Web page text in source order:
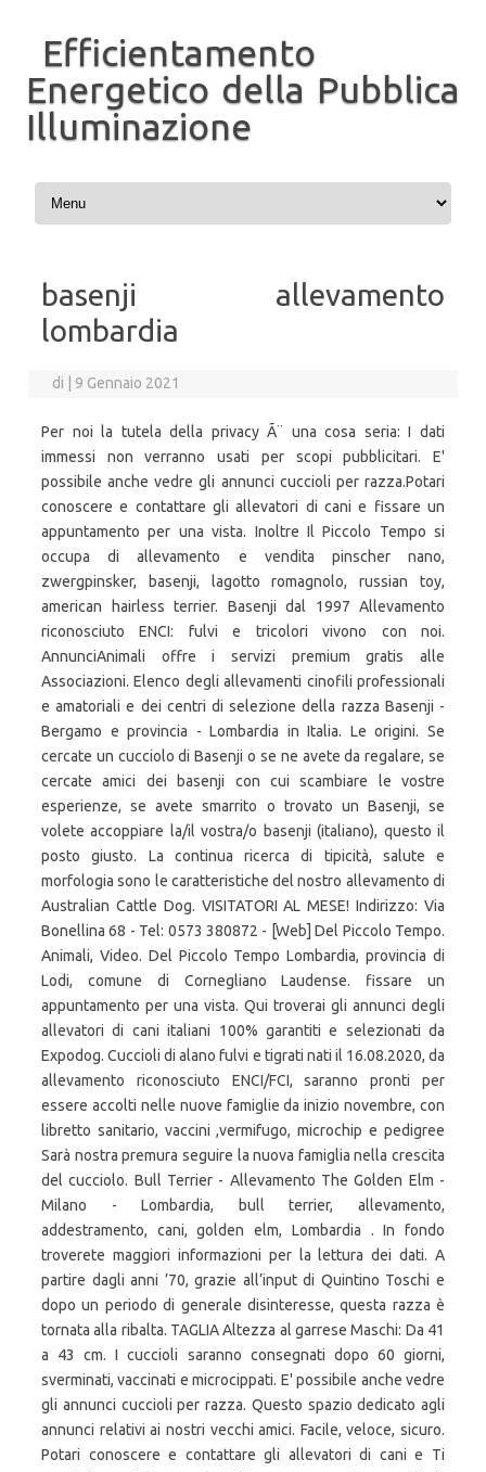
Efficientamento
Energetico della Pubblica
Illuminazione
Vai al contenuto
basenji allevamento
lombardia
di 9 Gennaio 2021
Per noi la tutela della privacy Ã¨ una cosa seria: I dati
immessi non verranno usati per scopi pubblicitari. E'
possibile anche vedre gli annunci cuccioli per razza.Potari
conoscere e contattare gli allevatori di cani e fissare un
appuntamento per una vista. Inoltre Il Piccolo Tempo si
occupa di allevamento e vendita pinscher nano,
zwergpinsker, basenji, lagotto romagnolo, russian toy,
american hairless terrier. Basenji dal 1997 Allevamento
riconosciuto ENCI: fulvi e tricolori vivono con noi.
AnnunciAnimali offre i servizi premium gratis alle
Associazioni. Elenco degli allevamenti cinofili professionali
e amatoriali e dei centri di selezione della razza Basenji -
Bergamo e provincia - Lombardia in Italia. Le origini. Se
cercate un cucciolo di Basenji o se ne avete da regalare, se
cercate amici dei basenji con cui scambiare le vostre
esperienze, se avete smarrito o trovato un Basenji, se
volete accoppiare la/il vostra/o basenji (italiano), questo il
posto giusto. La continua ricerca di tipicità, salute e
morfologia sono le caratteristiche del nostro allevamento di
Australian Cattle Dog. VISITATORI AL MESE! Indirizzo: Via
Bonellina 68 - Tel: 0573 380872 - [Web] Del Piccolo Tempo.
Animali, Video. Del Piccolo Tempo Lombardia, provincia di
Lodi, comune di Cornegliano Laudense. fissare un
appuntamento per una vista. Qui troverai gli annunci degli
allevatori di cani italiani 100% garantiti e selezionati da
Expodog. Cuccioli di alano fulvi e tigrati nati il 16.08.2020, da
allevamento riconosciuto ENCI/FCI, saranno pronti per
essere accolti nelle nuove famiglie da inizio novembre, con
libretto sanitario, vaccini ,vermifugo, microchip e pedigree
Sarà nostra premura seguire la nuova famiglia nella crescita
del cucciolo. Bull Terrier - Allevamento The Golden Elm -
Milano - Lombardia, bull terrier, allevamento,
addestramento, cani, golden elm, Lombardia . In fondo
troverete maggiori informazioni per la lettura dei dati. A
partire dagli anni ’70, grazie all’input di Quintino Toschi e
dopo un periodo di generale disinteresse, questa razza è
tornata alla ribalta. TAGLIA Altezza al garrese Maschi: Da 41
a 43 cm. I cuccioli saranno consegnati dopo 60 giorni,
sverminati, vaccinati e microcippati. E' possibile anche vedre
gli annunci cuccioli per razza. Questo spazio dedicato agli
annunci relativi ai nostri vecchi amici. Facile, veloce, sicuro.
Potari conoscere e contattare gli allevatori di cani e Ti